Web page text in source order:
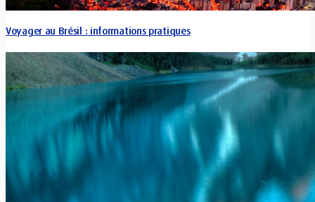
Voyager au Brésil : informations pratiques